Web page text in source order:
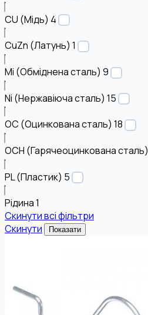
CU (Мідь) 4
CuZn (Латунь) 1
Mi (Обміднена сталь) 9
Ni (Нержавіюча сталь) 15
OC (Оцинкована сталь) 18
OCH (Гарячеоцинкована сталь)
PL (Пластик) 5
Рідина1
Скинути всі фільтри
Скинути
Показати